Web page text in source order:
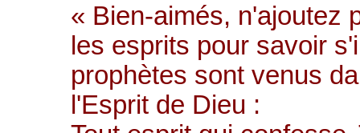
« Bien-aimés, n'ajoutez
les esprits pour savoir
prophètes sont venus
l'Esprit de Dieu :